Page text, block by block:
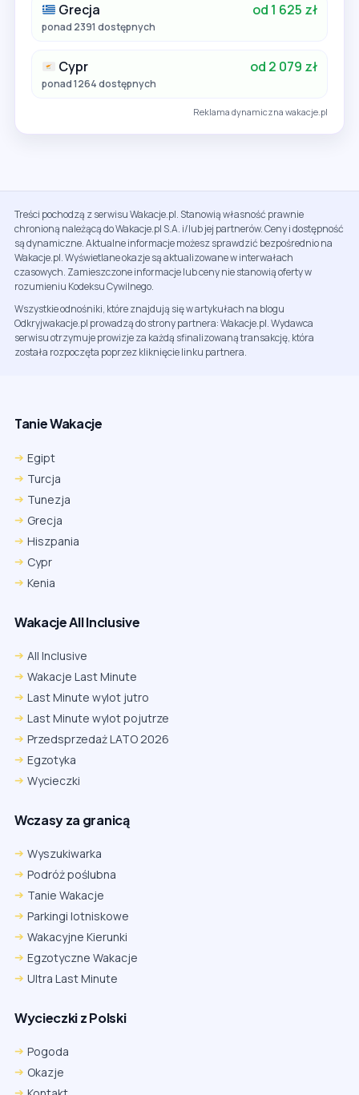
Grecja od 1 625 zł
ponad 2391 dostępnych
Cypr od 2 079 zł
ponad 1264 dostępnych
Reklama dynamiczna wakacje.pl
Treści pochodzą z serwisu Wakacje.pl. Stanowią własność prawnie
chronioną należącą do Wakacje.pl S.A. i/lub jej partnerów. Ceny i dostępność
są dynamiczne. Aktualne informacje możesz sprawdzić bezpośrednio na
Wakacje.pl. Wyświetlane okazje są aktualizowane w interwałach
czasowych. Zamieszczone informacje lub ceny nie stanowią oferty w
rozumieniu Kodeksu Cywilnego.
Wszystkie odnośniki, które znajdują się w artykułach na blogu
Odkryjwakacje.pl prowadzą do strony partnera: Wakacje.pl. Wydawca
serwisu otrzymuje prowizje za każdą sfinalizowaną transakcję, która
została rozpoczęta poprzez kliknięcie linku partnera.
Tanie Wakacje
Egipt
Turcja
Tunezja
Grecja
Hiszpania
Cypr
Kenia
Wakacje All Inclusive
All Inclusive
Wakacje Last Minute
Last Minute wylot jutro
Last Minute wylot pojutrze
Przedsprzedaż LATO 2026
Egzotyka
Wycieczki
Wczasy za granicą
Wyszukiwarka
Podróż poślubna
Tanie Wakacje
Parkingi lotniskowe
Wakacyjne Kierunki
Egzotyczne Wakacje
Ultra Last Minute
Wycieczki z Polski
Pogoda
Okazje
Firefox
Ustawienia → Prywatność i bezpieczeństwo → Pliki cookie innych